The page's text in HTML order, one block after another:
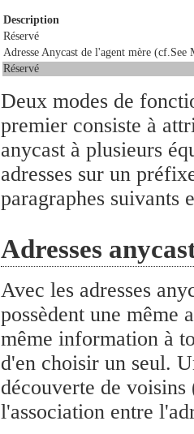
Description
Réservé
Adresse Anycast de l'agent mère
Réservé
Deux modes de
premier consiste à
anycast à plusieurs
adresses sur un
paragraphes suivants
Adresses
Avec les adresses
possèdent une même
même information à
d'en choisir un seul.
découverte de
l'association entre